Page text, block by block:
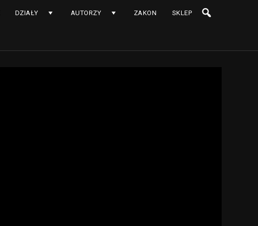
DZIAŁY AUTORZY ZAKON SKLEP